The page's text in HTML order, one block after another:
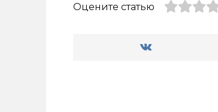
Оцените статью